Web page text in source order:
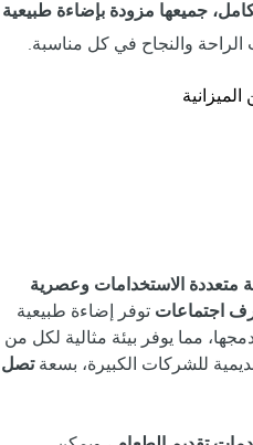
جميعها مزودة بإضاءة طبيعية
والنجاح في كل مناسبة.
متعددة الاستخدامات وعصرية
توفر إضاءة طبيعية
مما يوفر بيئة مثالية لكل من
للشركات الكبيرة، بسعةتصل